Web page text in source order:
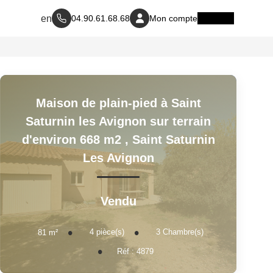
04.90.61.68.68 Mon compte
Maison de plain-pied à Saint
Saturnin les Avignon sur terrain
d'environ 668 m2 , Saint Saturnin
Les Avignon
Vendu
81 m² 4 pièce(s) 3 Chambre(s)
Réf : 4879